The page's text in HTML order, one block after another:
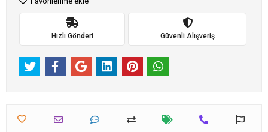
Hızlı Gönderi Güvenli Alışveriş